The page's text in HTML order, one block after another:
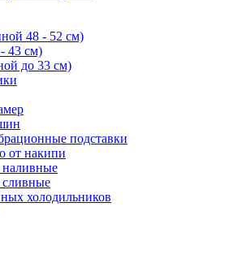
48 - 52 см)
43 см)
до 33 см)
подставки
от накипи
холодильников